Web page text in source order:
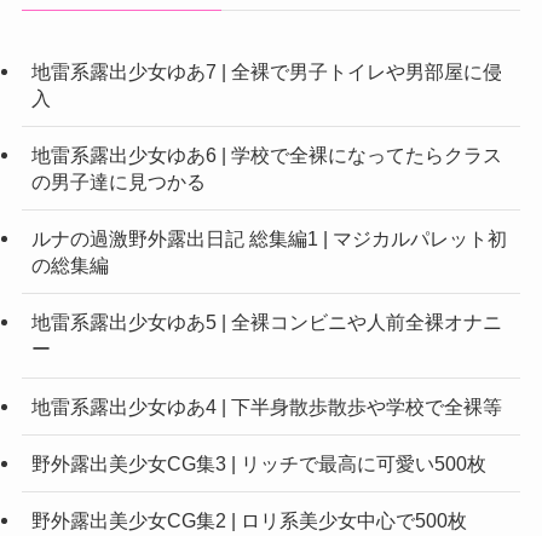
地雷系露出少女ゆあ7 | 全裸で男子トイレや男部屋に侵
入
地雷系露出少女ゆあ6 | 学校で全裸になってたらクラス
の男子達に見つかる
ルナの過激野外露出日記 総集編1 | マジカルパレット初
の総集編
地雷系露出少女ゆあ5 | 全裸コンビニや人前全裸オナニ
ー
地雷系露出少女ゆあ4 | 下半身散歩散歩や学校で全裸等
野外露出美少女CG集3 | リッチで最高に可愛い500枚
野外露出美少女CG集2 | ロリ系美少女中心で500枚